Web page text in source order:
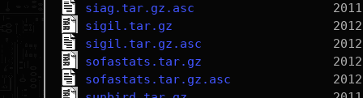
siag.tar.gz.asc
sigil.tar.gz
sigil.tar.gz.asc
sofastats.tar.gz
sofastats.tar.gz.asc